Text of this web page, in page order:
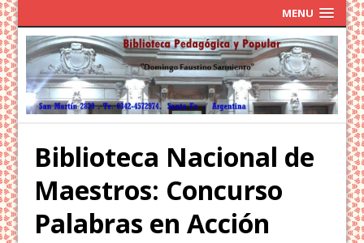
MENU
Biblioteca Nacional de
Maestros: Concurso
Palabras en Acción